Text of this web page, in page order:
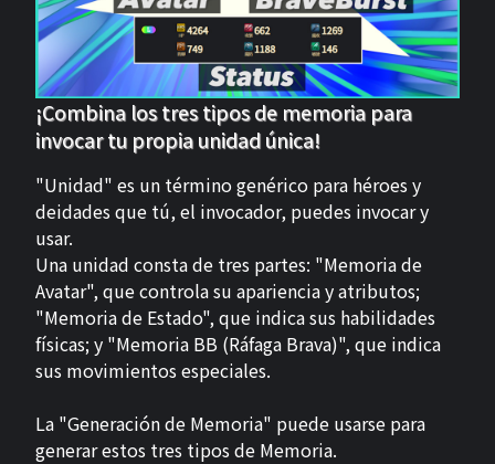
¡Combina los tres tipos de memoria para
invocar tu propia unidad única!
"Unidad" es un término genérico para héroes y
deidades que tú, el invocador, puedes invocar y
usar.
Una unidad consta de tres partes: "Memoria de
Avatar", que controla su apariencia y atributos;
"Memoria de Estado", que indica sus habilidades
físicas; y "Memoria BB (Ráfaga Brava)", que indica
sus movimientos especiales.
La "Generación de Memoria" puede usarse para
generar estos tres tipos de Memoria.